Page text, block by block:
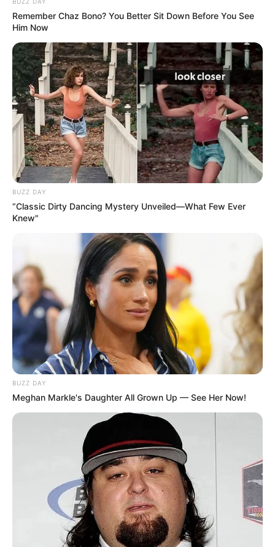
Remember Chaz Bono? You Better Sit Down Before You See
Him Now
BUZZ DAY
“Classic Dirty Dancing Mystery Unveiled—What Few Ever
Knew"
BUZZ DAY
Meghan Markle's Daughter All Grown Up — See Her Now!